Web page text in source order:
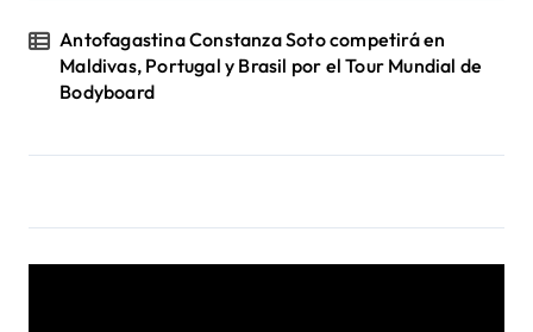
Antofagastina Constanza Soto competirá en
Maldivas, Portugal y Brasil por el Tour Mundial de
Bodyboard